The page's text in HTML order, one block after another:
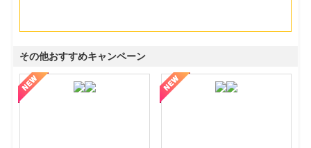
その他おすすめキャンペーン